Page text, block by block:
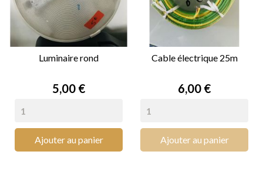
Luminaire rond
Prix
5,00 €
Ajouter au panier
Cable électrique 25m
Prix
6,00 €
Ajouter au panier